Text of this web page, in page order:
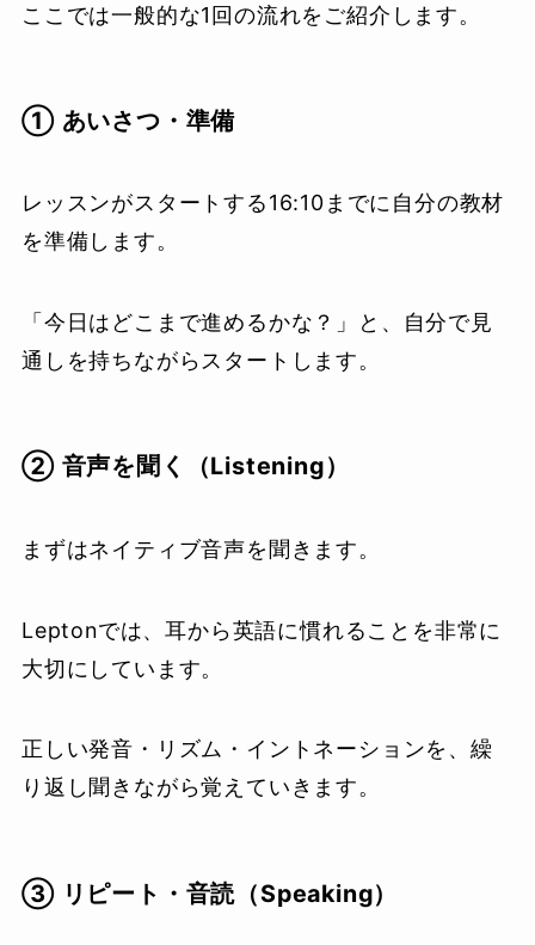
ここでは一般的な1回の流れをご紹介します。
① あいさつ・準備
レッスンがスタートする16:10までに自分の教材
を準備します。
「今日はどこまで進めるかな？」と、自分で見
通しを持ちながらスタートします。
② 音声を聞く（Listening）
まずはネイティブ音声を聞きます。
Leptonでは、耳から英語に慣れることを非常に
大切にしています。
正しい発音・リズム・イントネーションを、繰
り返し聞きながら覚えていきます。
③ リピート・音読（Speaking）